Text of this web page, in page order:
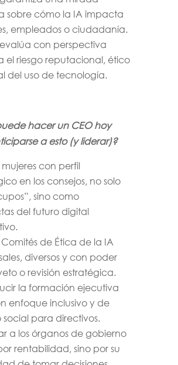
sobre cómo la IA impacta
empleados o ciudadanía.
con perspectiva
el riesgo reputacional, ético
del uso de tecnología.
hacer un CEO hoy
a esto (y liderar)?
con perfil
en los consejos, no solo
sino como
del futuro digital
de Ética de la IA
diversos y con poder
o revisión estratégica.
la formación ejecutiva
enfoque inclusivo y de
para directivos.
a los órganos de gobierno
rentabilidad, sino por su